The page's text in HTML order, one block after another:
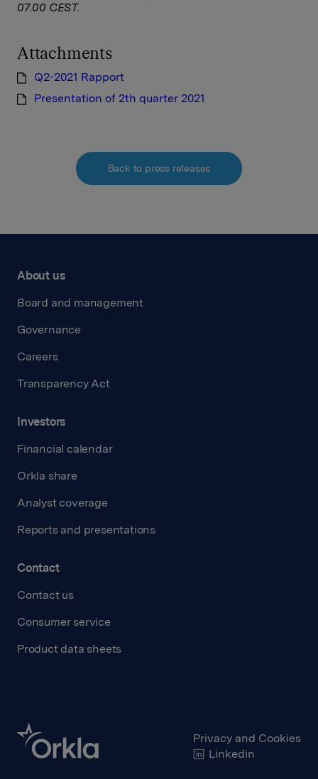
07.00 CEST.
Attachments
Q2-2021 Rapport
Presentation of 2th quarter 2021
Back to press releases
About us
Board and management
Governance
Careers
Transparency Act
Investors
Financial calendar
Orkla share
Analyst coverage
Reports and presentations
Contact
Contact us
Consumer service
Product data sheets
Privacy and Cookies
Linkedin